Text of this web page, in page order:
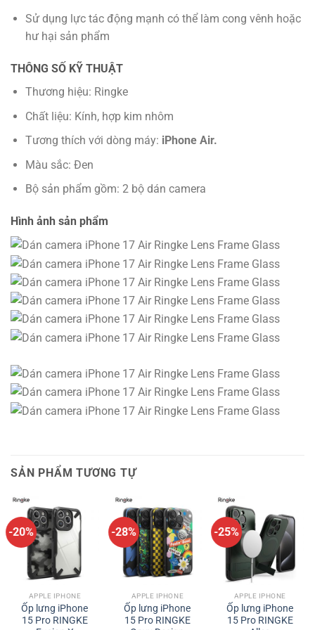
Sử dụng lực tác động mạnh có thể làm cong vênh hoặc
hư hại sản phẩm
THÔNG SỐ KỸ THUẬT
Thương hiệu: Ringke
Chất liệu: Kính, hợp kim nhôm
Tương thích với dòng máy: iPhone Air.
Màu sắc: Đen
Bộ sản phẩm gồm: 2 bộ dán camera
Hình ảnh sản phẩm
SẢN PHẨM TƯƠNG TỰ
-20%
APPLE IPHONE
Ốp lưng iPhone
15 Pro RINGKE
-28%
APPLE IPHONE
Ốp lưng iPhone
15 Pro RINGKE
-25%
APPLE IPHONE
Ốp lưng iPhone
15 Pro RINGKE